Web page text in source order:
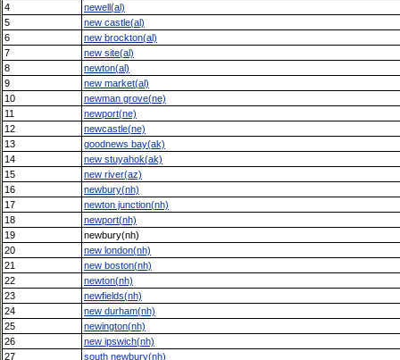
4
newell(al)
5
new castle(al)
6
new brockton(al)
7
new site(al)
8
newton(al)
9
new market(al)
10
newman grove(ne)
11
newport(ne)
12
newcastle(ne)
13
goodnews bay(ak)
14
new stuyahok(ak)
15
new river(az)
16
newbury(nh)
17
newton junction(nh)
18
newport(nh)
19
newbury(nh)
20
new london(nh)
21
new boston(nh)
22
newton(nh)
23
newfields(nh)
24
new durham(nh)
25
newington(nh)
26
new ipswich(nh)
27
south newbury(nh)